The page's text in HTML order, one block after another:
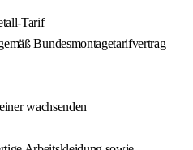
Tarif
Bundesmontagetarifvertrag
wachsenden